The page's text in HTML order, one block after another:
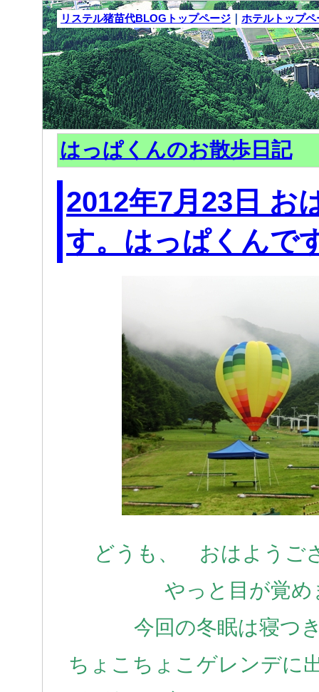
リステル猪苗代BLOGトップページ ｜ ホテルトップペ
はっぱくんのお散歩日記
2012年7月23日 お
す。はっぱくんで
どうも、 おはよう
やっと目が覚め
今回の冬眠は寝つ
ちょこちょこゲレンデに